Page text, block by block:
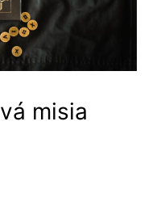
misia